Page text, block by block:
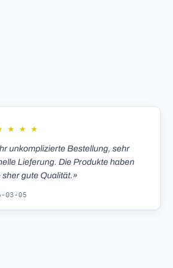
★ ★ ★
unkomplizierte Bestellung, sehr
Lieferung. Die Produkte haben
sher gute Qualität.»
03-05